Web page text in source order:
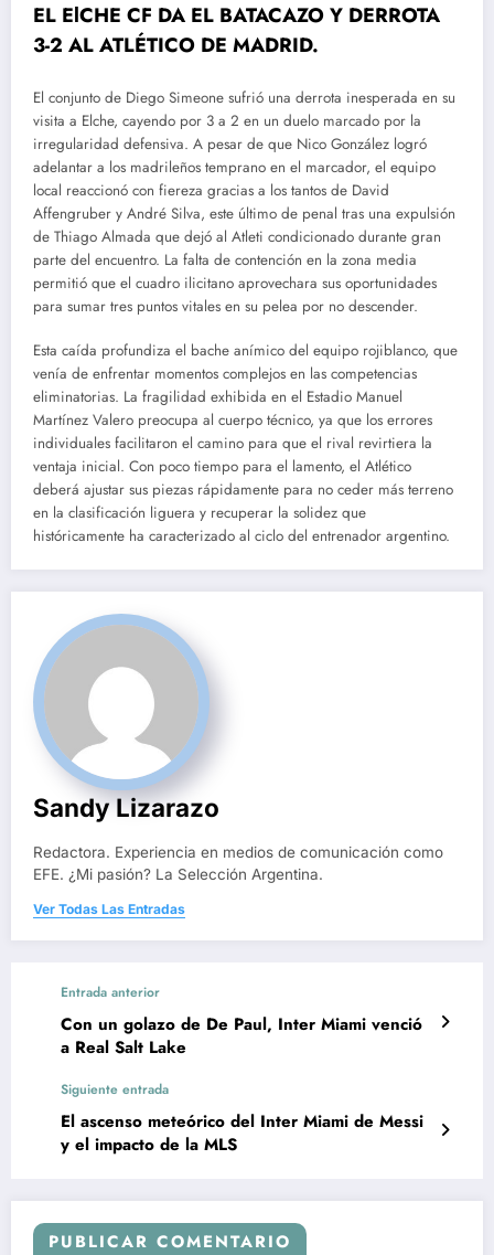
EL ElCHE CF DA EL BATACAZO Y DERROTA
3-2 AL ATLÉTICO DE MADRID.
El conjunto de Diego Simeone sufrió una derrota inesperada en su
visita a Elche, cayendo por 3 a 2 en un duelo marcado por la
irregularidad defensiva. A pesar de que Nico González logró
adelantar a los madrileños temprano en el marcador, el equipo
local reaccionó con fiereza gracias a los tantos de David
Affengruber y André Silva, este último de penal tras una expulsión
de Thiago Almada que dejó al Atleti condicionado durante gran
parte del encuentro. La falta de contención en la zona media
permitió que el cuadro ilicitano aprovechara sus oportunidades
para sumar tres puntos vitales en su pelea por no descender.
Esta caída profundiza el bache anímico del equipo rojiblanco, que
venía de enfrentar momentos complejos en las competencias
eliminatorias. La fragilidad exhibida en el Estadio Manuel
Martínez Valero preocupa al cuerpo técnico, ya que los errores
individuales facilitaron el camino para que el rival revirtiera la
ventaja inicial. Con poco tiempo para el lamento, el Atlético
deberá ajustar sus piezas rápidamente para no ceder más terreno
en la clasificación liguera y recuperar la solidez que
históricamente ha caracterizado al ciclo del entrenador argentino.
Sandy Lizarazo
Redactora. Experiencia en medios de comunicación como
EFE. ¿Mi pasión? La Selección Argentina.
Ver Todas Las Entradas
Entrada anterior
Con un golazo de De Paul, Inter Miami venció
a Real Salt Lake
Siguiente entrada
El ascenso meteórico del Inter Miami de Messi
y el impacto de la MLS
PUBLICAR COMENTARIO